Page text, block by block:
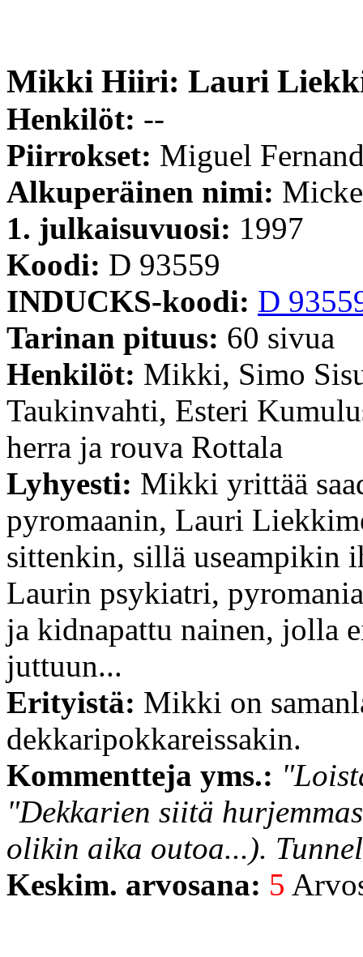
Mikki Hiiri: Lauri
Henkilöt: --
Piirrokset: Miguel
Alkuperäinen nimi:
1. julkaisuvuosi: 1997
Koodi: D 93559
INDUCKS-koodi: D
Tarinan pituus: 60 sivua
Henkilöt: Mikki, Simo
Taukinvahti, Esteri
herra ja rouva Rottala
Lyhyesti: Mikki yrittää
pyromaanin, Lauri
sittenkin, sillä useampikin
Laurin psykiatri,
ja kidnapattu nainen, jolla
juttuun...
Erityistä: Mikki on
dekkaripokkareissakin.
Kommentteja yms.:
"Dekkarien siitä
olikin aika outoa...).
Keskim. arvosana: 5